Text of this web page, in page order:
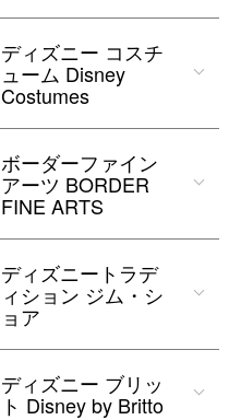
ディズニー コスチ
ューム Disney
Costumes
ボーダーファイン
アーツ BORDER
FINE ARTS
ディズニートラデ
ィション ジム・シ
ョア
ディズニー ブリッ
ト Disney by Britto